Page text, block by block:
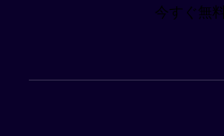
今すぐ無